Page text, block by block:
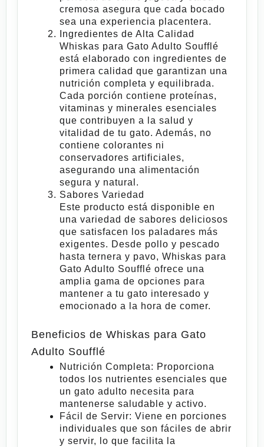
cremosa asegura que cada bocado
sea una experiencia placentera.
Ingredientes de Alta Calidad
Whiskas para Gato Adulto Soufflé
está elaborado con ingredientes de
primera calidad que garantizan una
nutrición completa y equilibrada.
Cada porción contiene proteínas,
vitaminas y minerales esenciales
que contribuyen a la salud y
vitalidad de tu gato. Además, no
contiene colorantes ni
conservadores artificiales,
asegurando una alimentación
segura y natural.
Sabores Variedad
Este producto está disponible en
una variedad de sabores deliciosos
que satisfacen los paladares más
exigentes. Desde pollo y pescado
hasta ternera y pavo, Whiskas para
Gato Adulto Soufflé ofrece una
amplia gama de opciones para
mantener a tu gato interesado y
emocionado a la hora de comer.
Beneficios de Whiskas para Gato
Adulto Soufflé
Nutrición Completa: Proporciona
todos los nutrientes esenciales que
un gato adulto necesita para
mantenerse saludable y activo.
Fácil de Servir: Viene en porciones
individuales que son fáciles de abrir
y servir, lo que facilita la